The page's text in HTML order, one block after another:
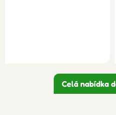
Celá nabídka